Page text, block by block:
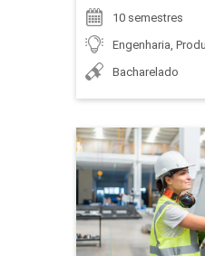
ENGENHARIA DE
INTELIGÊNCIA
10 semestres
Engenharia,
Bacharelado